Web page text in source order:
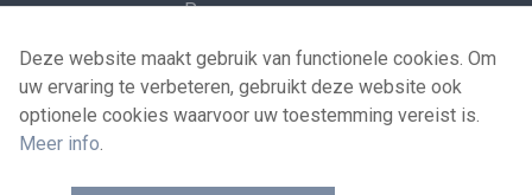
Persoonsgegevens
Voorwaarden voor het hergebruik
Contacteer ons
Deze website maakt gebruik van functionele cookies. Om
uw ervaring te verbeteren, gebruikt deze website ook
optionele cookies waarvoor uw toestemming vereist is.
Meer info.